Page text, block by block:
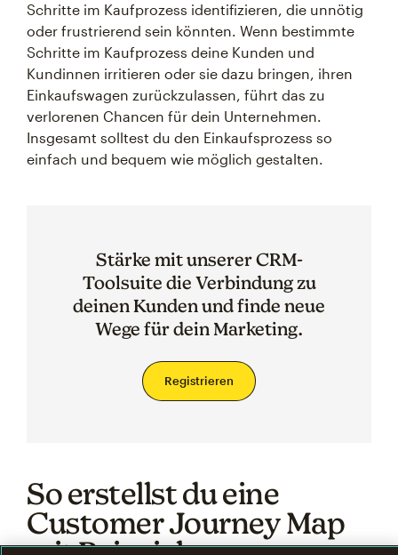
Schritte im Kaufprozess identifizieren, die unnötig
oder frustrierend sein könnten. Wenn bestimmte
Schritte im Kaufprozess deine Kunden und
Kundinnen irritieren oder sie dazu bringen, ihren
Einkaufswagen zurückzulassen, führt das zu
verlorenen Chancen für dein Unternehmen.
Insgesamt solltest du den Einkaufsprozess so
einfach und bequem wie möglich gestalten.
Stärke mit unserer CRM-
Toolsuite die Verbindung zu
deinen Kunden und finde neue
Wege für dein Marketing.
Registrieren
So erstellst du eine
Customer Journey Map